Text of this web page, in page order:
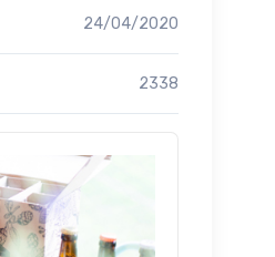
24/04/2020
2338